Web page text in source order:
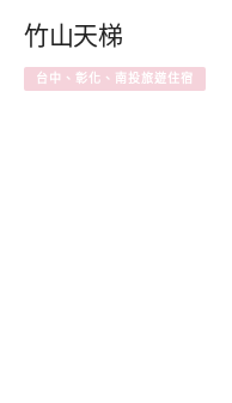
竹山天梯
台中、彰化、南投旅遊住宿